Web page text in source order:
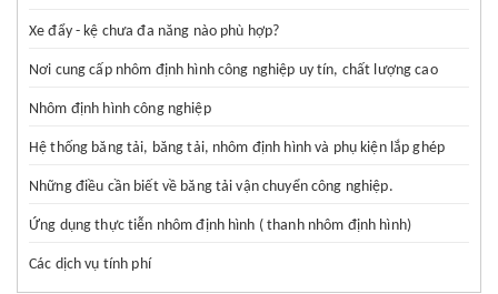
Xe đẩy - kệ chưa đa năng nào phù hợp?
Nơi cung cấp nhôm định hình công nghiệp uy tín, chất lượng cao
Nhôm định hình công nghiệp
Hệ thống băng tải, băng tải, nhôm định hình và phụ kiện lắp ghép
Những điều cần biết về băng tải vận chuyển công nghiệp.
Ứng dụng thực tiễn nhôm định hình ( thanh nhôm định hình)
Các dịch vụ tính phí